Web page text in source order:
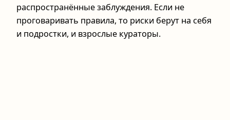
распространённые заблуждения. Если не
проговаривать правила, то риски берут на себя
и подростки, и взрослые кураторы.